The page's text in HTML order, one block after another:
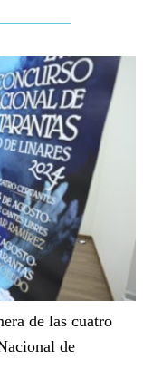
de las cuatro
de